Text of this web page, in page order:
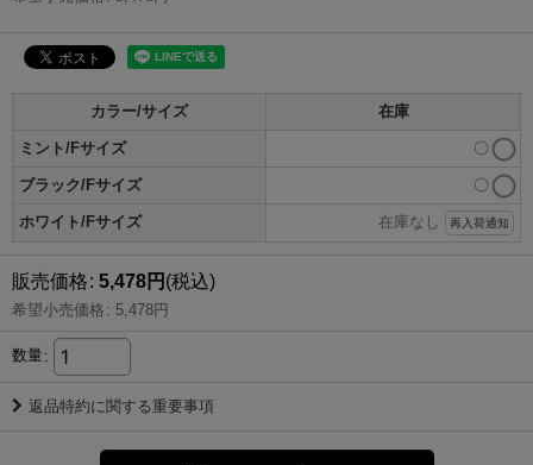
カラー/サイズ 在庫
ミント/Fサイズ 〇
ブラック/Fサイズ 〇
ホワイト/Fサイズ 在庫なし 再入荷通知
販売価格: 5,478円 (税込)
希望小売価格 : 5,478円
数量:
返品特約に関する重要事項